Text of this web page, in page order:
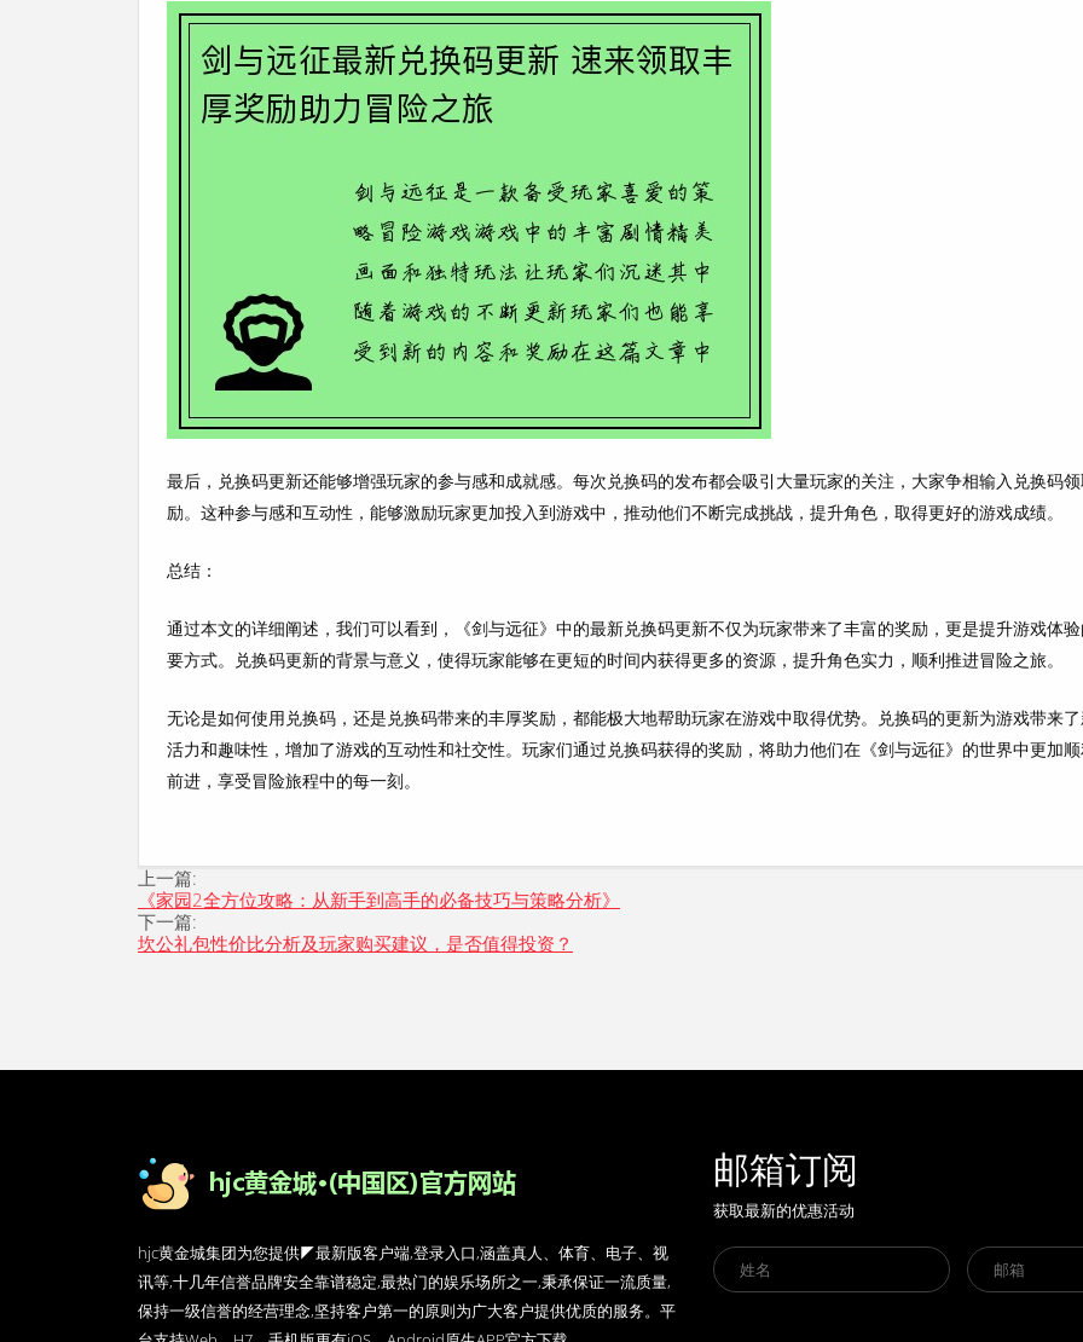
最后，兑换码更新还能够增强玩家的参与感和成就感。每次兑换码的发布都会吸引大量玩家的关注，大家争相输入兑换码
励。这种参与感和互动性，能够激励玩家更加投入到游戏中，推动他们不断完成挑战，提升角色，取得更好的游戏成绩。
总结：
通过本文的详细阐述，我们可以看到，《剑与远征》中的最新兑换码更新不仅为玩家带来了丰富的奖励，更是提升游戏体
要方式。兑换码更新的背景与意义，使得玩家能够在更短的时间内获得更多的资源，提升角色实力，顺利推进冒险之旅。
无论是如何使用兑换码，还是兑换码带来的丰厚奖励，都能极大地帮助玩家在游戏中取得优势。兑换码的更新为游戏带来
活力和趣味性，增加了游戏的互动性和社交性。玩家们通过兑换码获得的奖励，将助力他们在《剑与远征》的世界中更加
前进，享受冒险旅程中的每一刻。
上一篇:
《家园2全方位攻略：从新手到高手的必备技巧与策略分析》
下一篇:
坎公礼包性价比分析及玩家购买建议，是否值得投资？
hjc黄金城集团为您提供◤最新版客户端,登录入口,涵盖真人、体育、电子、视
讯等,十几年信誉品牌安全靠谱稳定,最热门的娱乐场所之一,秉承保证一流质量,
保持一级信誉的经营理念,坚持客户第一的原则为广大客户提供优质的服务。平
邮箱订阅
获取最新的优惠活动